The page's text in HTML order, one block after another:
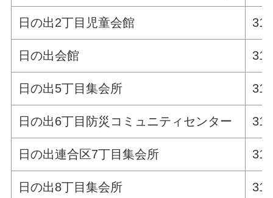
日の出2丁目児童会館
日の出会館
日の出5丁目集会所
日の出6丁目防災コミュニティセンター
日の出連合区7丁目集会所
日の出8丁目集会所